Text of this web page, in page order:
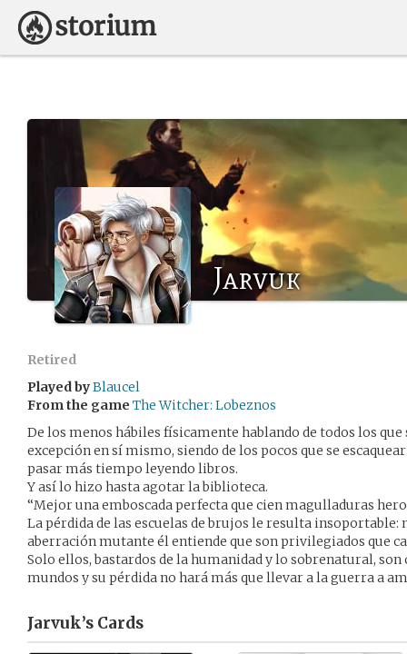
Jarvuk
Retired
Played byBlaucel
From the game The Witcher: Lobeznos
De los menos hábiles físicamente hablando de todos los
excepción en sí mismo, siendo de los pocos que se
pasar más tiempo leyendo libros.
Y así lo hizo hasta agotar la biblioteca.
“Mejor una emboscada perfecta que cien magulladuras
La pérdida de las escuelas de brujos le resulta
aberración mutante él entiende que son privilegiados que
Solo ellos, bastardos de la humanidad y lo sobrenatural, son
mundos y su pérdida no hará más que llevar a la guerra a
Jarvuk’s Cards